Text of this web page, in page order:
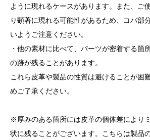
ように現れるケースがあります。また、ご
り顕著に現れる可能性があるため、コバ部
いようご注意ください。
・他の素材に比べて、パーツが密着する箇
の跡が残ることがあります。
これら皮革や製品の性質は避けることが困
めご了承ください。
※厚みのある箇所には皮革の個体差により
状に残ることがございます。こちらは製品